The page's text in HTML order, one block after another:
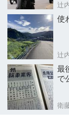
辻
使
辻
最
で
衛